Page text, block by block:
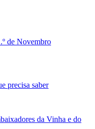
de Novembro
precisa saber
da Vinha e do